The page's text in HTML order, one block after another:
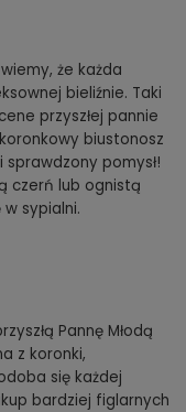
że każda
bieliźnie. Taki
przyszłej pannie
biustonosz
pomysł!
czerń lub ognistą
sypialni.
Pannę Młodą
z koronki,
się każdej
bardziej figlarnych